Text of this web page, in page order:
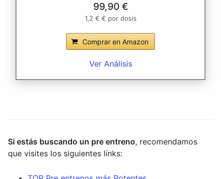
99,90 €
1,2 € € por dosis
Comprar en Amazon
Ver Análisis
Si estás buscando un pre entreno, recomendamos
que visites los siguientes links: